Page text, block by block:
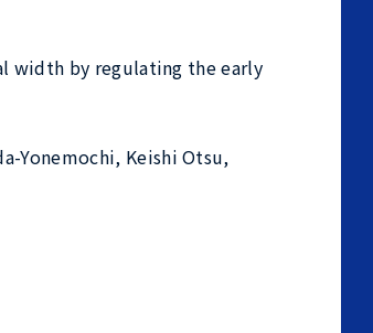
width by regulating the early
Yonemochi, Keishi Otsu,